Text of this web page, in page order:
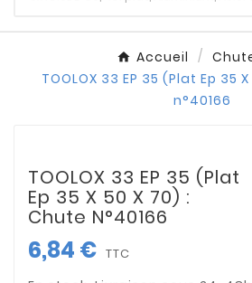
Accueil
TOOLOX 33 EP 35 (Plat Ep 35
n°40166
TOOLOX 33 EP 35 (Plat
Ep 35 X 50 X 70) :
Chute N°40166
6,84 € TTC